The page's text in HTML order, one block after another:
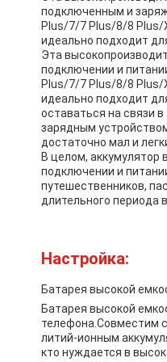
подключенным и
Plus/7/7 Plus/8/8 Plus/
идеально подходит
Эта
подключении и
Plus/7/7 Plus/8/8 Plus/
идеально подходит
оставаться на связи
зарядным
достаточно мал и
В целом, аккумулятор
подключении и
путешественников,
длительного периода
Настройка:
Батарея высокой
Батарея высокой
телефона.Совместим
литий-ионным
кто нуждается в